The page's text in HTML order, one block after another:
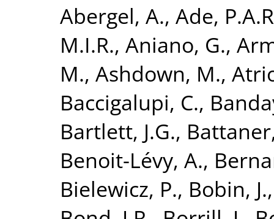
Abergel, A., Ade,
M.I.R., Aniano, G.,
M., Ashdown, M.,
Baccigalupi, C.,
Bartlett, J.G.,
Benoit-Lévy, A.,
Bielewicz, P., Bobin, J.